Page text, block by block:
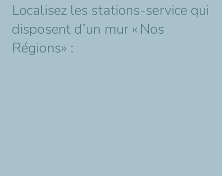
Localisez les stations-service qui
disposent d’un mur « Nos
Régions» :